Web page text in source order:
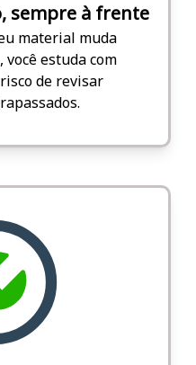
sempre à frente
material muda
você estuda com
de revisar